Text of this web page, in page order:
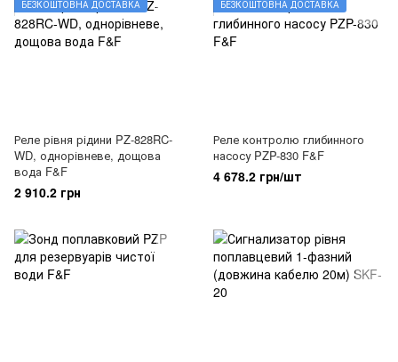
БЕЗКОШТОВНА ДОСТАВКА
Реле рівня рідини PZ-828RC-
WD, однорівневе, дощова
вода F&F
2 910.2 грн
БЕЗКОШТОВНА ДОСТАВКА
Реле контролю глибинного
насосу PZP-830 F&F
4 678.2 грн/шт